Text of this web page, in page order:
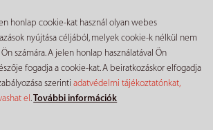
honlap cookie-kat használ olyan webes
nyújtása céljából, melyek cookie-k nélkül nem
számára. A jelen honlap használatával Ön
fogadja a cookie-kat. A beiratkozáskor elfogadja
szerintiadatvédelmi tájékoztatónkat,
el.További információk